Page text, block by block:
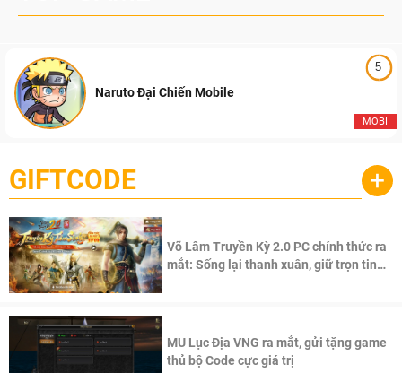
5
MOBI
Naruto Đại Chiến Mobile
GIFTCODE +
Võ Lâm Truyền Kỳ 2.0 PC chính thức ra
mắt: Sống lại thanh xuân, giữ trọn tinh
MU Lục Địa VNG ra mắt, gửi tặng game
thủ bộ Code cực giá trị